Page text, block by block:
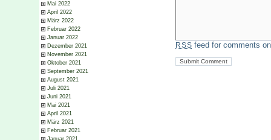
Mai 2022
April 2022
März 2022
Februar 2022
Januar 2022
Dezember 2021
November 2021
Oktober 2021
September 2021
August 2021
Juli 2021
Juni 2021
Mai 2021
April 2021
März 2021
Februar 2021
Januar 2021
RSS feed for comments